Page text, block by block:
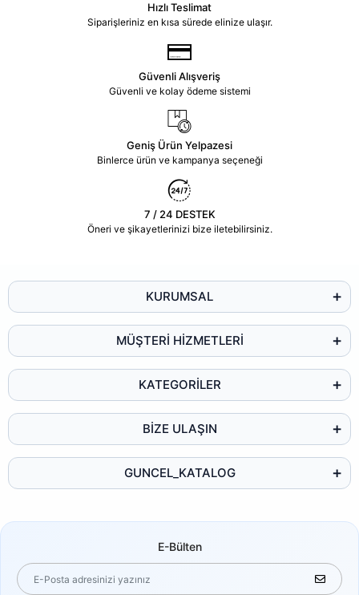
Hızlı Teslimat
Siparişleriniz en kısa sürede elinize ulaşır.
Güvenli Alışveriş
Güvenli ve kolay ödeme sistemi
Geniş Ürün Yelpazesi
Binlerce ürün ve kampanya seçeneği
7 / 24 DESTEK
Öneri ve şikayetlerinizi bize iletebilirsiniz.
KURUMSAL
MÜŞTERİ HİZMETLERİ
KATEGORİLER
BİZE ULAŞIN
GUNCEL_KATALOG
E-Bülten